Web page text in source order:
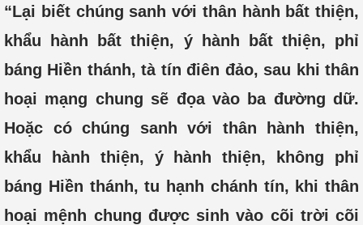
“Lại biết chúng sanh với thân hành bất thiện,
khẩu hành bất thiện, ý hành bất thiện, phỉ
báng Hiền thánh, tà tín điên đảo, sau khi thân
hoại mạng chung sẽ đọa vào ba đường dữ.
Hoặc có chúng sanh với thân hành thiện,
khẩu hành thiện, ý hành thiện, không phỉ
báng Hiền thánh, tu hạnh chánh tín, khi thân
hoại mệnh chung được sinh vào cõi trời cõi